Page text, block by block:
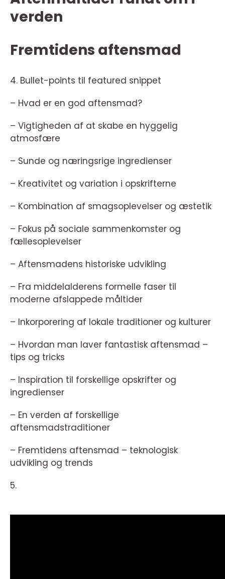
verden
Fremtidens aftensmad
4. Bullet-points til featured snippet
– Hvad er en god aftensmad?
– Vigtigheden af at skabe en hyggelig
atmosfære
– Sunde og næringsrige ingredienser
– Kreativitet og variation i opskrifterne
– Kombination af smagsoplevelser og æstetik
– Fokus på sociale sammenkomster og
fællesoplevelser
– Aftensmadens historiske udvikling
– Fra middelalderens formelle faser til
moderne afslappede måltider
– Inkorporering af lokale traditioner og kulturer
– Hvordan man laver fantastisk aftensmad –
tips og tricks
– Inspiration til forskellige opskrifter og
ingredienser
– En verden af forskellige
aftensmadstraditioner
– Fremtidens aftensmad – teknologisk
udvikling og trends
5.